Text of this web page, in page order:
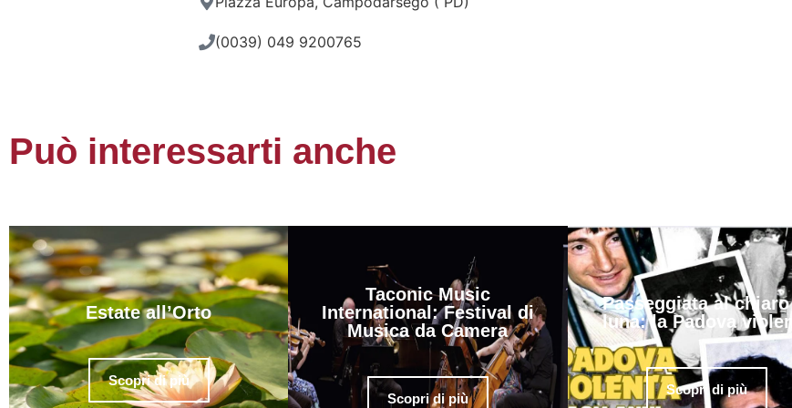
(0039) 049 9200765
Può interessarti anche
Estate all’Orto
Scopri di più
Taconic Music
International: Festival di
Musica da Camera
Scopri di più
Passeggiata al
luna: la Padova
Scopri di più